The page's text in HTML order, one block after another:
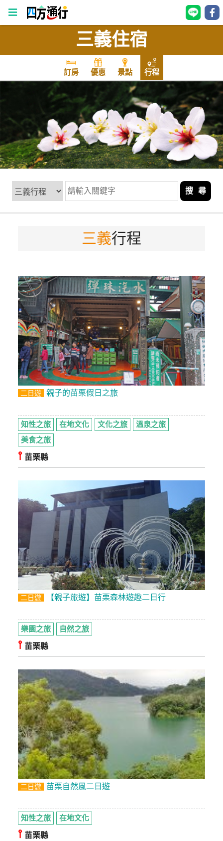
行
台
灣
訂
球
租
網
紅
帶
玩
樂
地
務
顧
客
度
訂
單
管
理
會
員
帳
戶
服
聯
絡
三義住宿
訂房 優惠 景點 行程
搜 尋
三義行程
二日遊 親子的苗栗假日之旅
知性之旅 在地文化 文化之旅
溫泉之旅
美食之旅
⫯ 苗栗縣
二日遊 【親子旅遊】苗栗森林遊趣二日行
樂園之旅 自然之旅
⫯ 苗栗縣
二日遊 苗栗自然風二日遊
知性之旅 在地文化
⫯ 苗栗縣